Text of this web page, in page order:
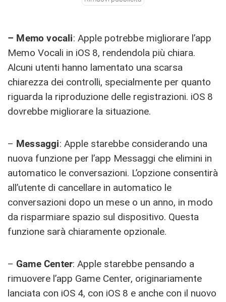
– Memo vocali: Apple potrebbe migliorare l’app
Memo Vocali in iOS 8, rendendola più chiara.
Alcuni utenti hanno lamentato una scarsa
chiarezza dei controlli, specialmente per quanto
riguarda la riproduzione delle registrazioni. iOS 8
dovrebbe migliorare la situazione.
– Messaggi: Apple starebbe considerando una
nuova funzione per l’app Messaggi che elimini in
automatico le conversazioni. L’opzione consentirà
all’utente di cancellare in automatico le
conversazioni dopo un mese o un anno, in modo
da risparmiare spazio sul dispositivo. Questa
funzione sarà chiaramente opzionale.
– Game Center: Apple starebbe pensando a
rimuovere l’app Game Center, originariamente
lanciata con iOS 4, con iOS 8 e anche con il nuovo